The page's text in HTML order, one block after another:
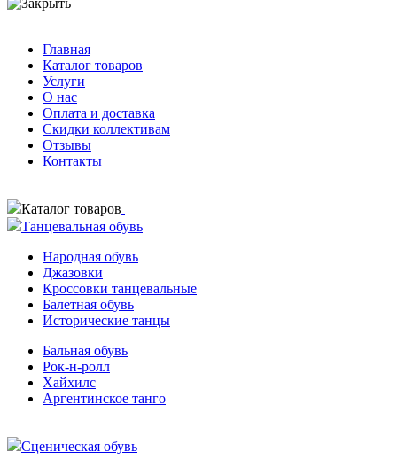
Главная
Каталог товаров
Услуги
О нас
Оплата и доставка
Скидки коллективам
Отзывы
Контакты
Каталог товаров
Танцевальная обувь
Народная обувь
Джазовки
Кроссовки танцевальные
Балетная обувь
Исторические танцы
Бальная обувь
Рок-н-ролл
Хайхилс
Аргентинское танго
Сценическая обувь